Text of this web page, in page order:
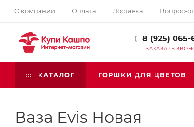
О компании Оплата Доставка Вопрос-
8 (925) 065-
ЗАКАЗАТЬ
КАТАЛОГ ГОРШКИ ДЛЯ ЦВЕТОВ
Ваза Evis Новая